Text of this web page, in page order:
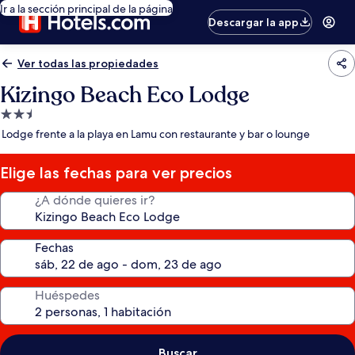
Ir a la sección principal de la página
Descargar la app
Ver todas las propiedades
Kizingo Beach Eco Lodge
Propiedad
de
estrellas
Lodge frente a la playa en Lamu con restaurante y bar o lounge
Elige las fechas para ver precios
¿A dónde quieres ir?
Fechas
Huéspedes